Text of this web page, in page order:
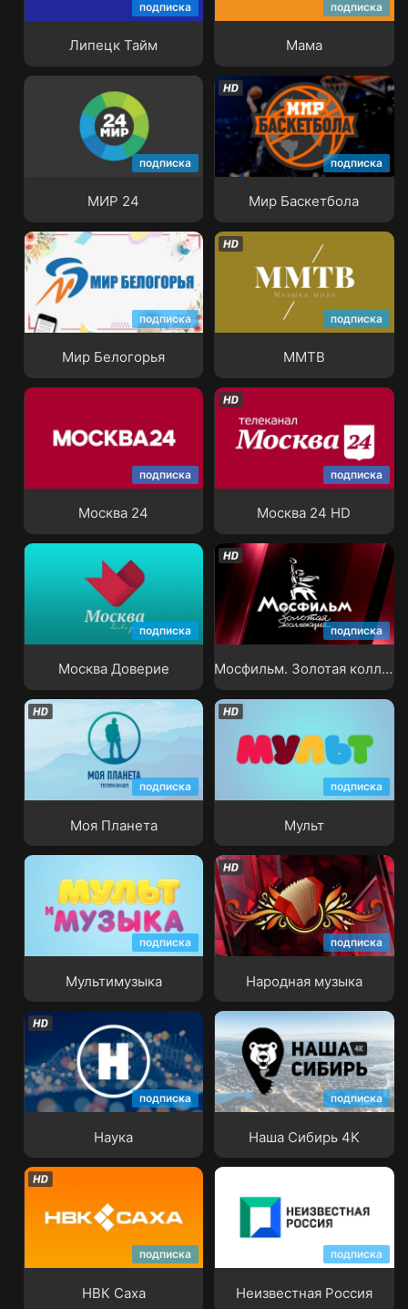
подписка
Липецк Тайм
подписка
Мама
подписка
МИР 24
подписка
Мир Баскетбола
Мир Баскетбола
подписка
Мир Белогорья
Мир Белогорья
подписка
ММТВ
подписка
Москва 24
подписка
Москва 24 HD
подписка
Москва Доверие
Москва Доверие
подписка
Мосфильм. Золотая
коллекция
Мосфильм. Золотая коллекция
подписка
Моя Планета
Моя Планета
подписка
Мульт
подписка
Мультимузыка
подписка
Народная музыка
Народная музыка
подписка
Наука
Наука
подписка
Наша Сибирь 4K
Наша Сибирь 4K
подписка
НВК Саха
подписка
Неизвестная Россия
Неизвестная Россия